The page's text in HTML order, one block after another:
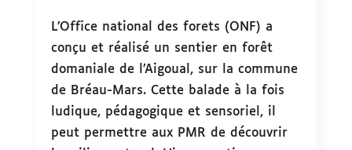
L’Office national des forets (ONF) a
conçu et réalisé un sentier en forêt
domaniale de l’Aigoual, sur la commune
de Bréau-Mars. Cette balade à la fois
ludique, pédagogique et sensoriel, il
peut permettre aux PMR de découvrir